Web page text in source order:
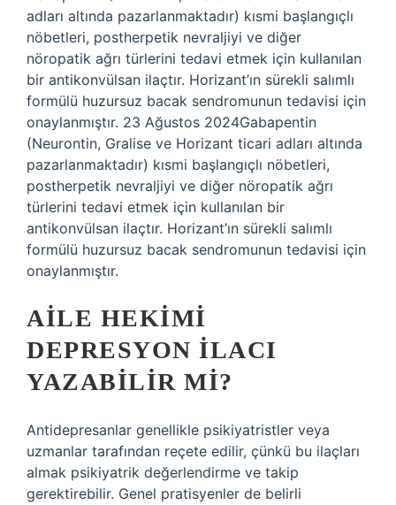
adları altında pazarlanmaktadır) kısmi başlangıçlı
nöbetleri, postherpetik nevraljiyi ve diğer
nöropatik ağrı türlerini tedavi etmek için kullanılan
bir antikonvülsan ilaçtır. Horizant’ın sürekli salımlı
formülü huzursuz bacak sendromunun tedavisi için
onaylanmıştır. 23 Ağustos 2024Gabapentin
(Neurontin, Gralise ve Horizant ticari adları altında
pazarlanmaktadır) kısmi başlangıçlı nöbetleri,
postherpetik nevraljiyi ve diğer nöropatik ağrı
türlerini tedavi etmek için kullanılan bir
antikonvülsan ilaçtır. Horizant’ın sürekli salımlı
formülü huzursuz bacak sendromunun tedavisi için
onaylanmıştır.
AILE HEKIMI
DEPRESYON ILACI
YAZABILIR MI?
Antidepresanlar genellikle psikiyatristler veya
uzmanlar tarafından reçete edilir, çünkü bu ilaçları
almak psikiyatrik değerlendirme ve takip
gerektirebilir. Genel pratisyenler de belirli